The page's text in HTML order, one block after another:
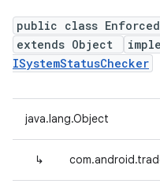
public class
extends Object
ISystemStatusChecker
java.lang.Object
↳